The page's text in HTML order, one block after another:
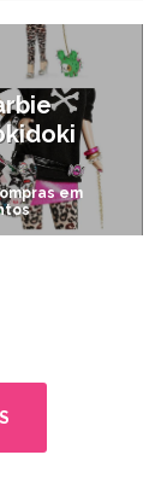
12/10/2011
em